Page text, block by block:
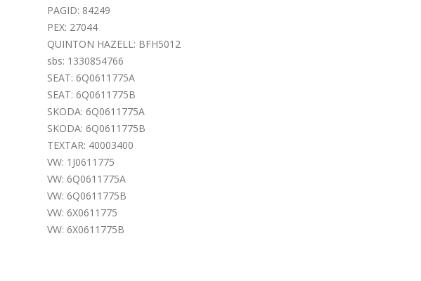
PAGID: 84249
PEX: 27044
QUINTON HAZELL: BFH5012
sbs: 1330854766
SEAT: 6Q0611775A
SEAT: 6Q0611775B
SKODA: 6Q0611775A
SKODA: 6Q0611775B
TEXTAR: 40003400
VW: 1J0611775
VW: 6Q0611775A
VW: 6Q0611775B
VW: 6X0611775
VW: 6X0611775B